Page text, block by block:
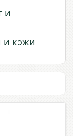
и
и кожи